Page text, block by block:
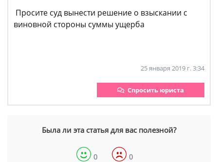
Просите суд вынести решение о взыскании с
виновной стороны суммы ущерба
25 января 2019 г. 3:34
Спросить юриста
Была ли эта статья для вас полезной?
0 0